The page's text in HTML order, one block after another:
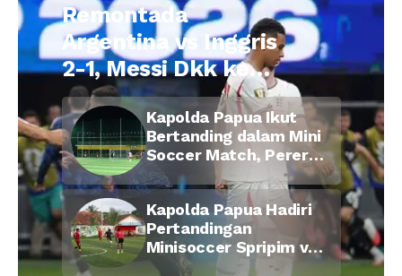
Remontada
Argentina vs Inggris
2-1, Messi Dkk ke
Final Piala Dunia
2026
Kapolda Papua Ikut
Bertanding dalam Mini
Soccer Match, Pererat
Kebersamaan Personel
di Bulan Ramadan
Kapolda Papua Hadiri
Pertandingan
Minisoccer Spripim vs
Bid Propam, Pererat